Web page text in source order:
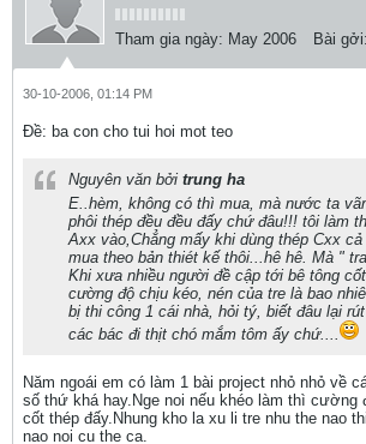
Tham gia ngày: May 2006 Bài gởi:
30-10-2006, 01:14 PM
Ðề: ba con cho tui hoi mot teo
Nguyên văn bởi trung ha
E..hèm, không có thì mua, mà nước ta
phôi thép đều đều đấy chứ đâu!!! tôi làm
Axx vào,Chẳng mấy khi dùng thép Cxx
mua theo bản thiét kế thôi...hê hê. Mà "
Khi xưa nhiều người đề cập tới bê tông
cường độ chịu kéo, nén của tre là bao
bị thi công 1 cái nhà, hỏi tý, biết đâu lại
các bác đi thịt chó mắm tôm ấy chứ....
Năm ngoái em có làm 1 bài project nhỏ nhỏ về
số thứ khá hay.Nge noi nếu khéo làm thì cường
cốt thép đấy.Nhung kho la xu li tre nhu the nao
nao noi cu the ca.